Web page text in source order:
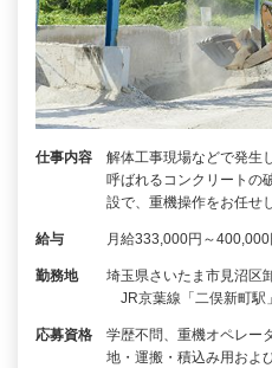
仕事内容
解体工事現場などで発生
呼ばれるコンクリートの
設で、重機操作をお任せ
給与 月給333,000円～400,000
勤務地
埼玉県さいたま市見沼区
JR京葉線「二俣新町駅
応募資格
学歴不問、重機オペレー
地・運搬・積込み用およ